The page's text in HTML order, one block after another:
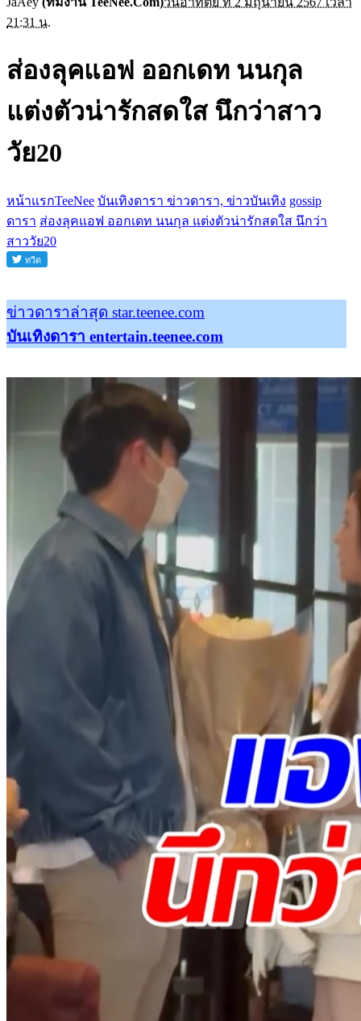
21:31 น.
ส่องลุคแอฟ ออกเดท นนกุล
แต่งตัวน่ารักสดใส นึกว่าสาว
วัย20
หน้าแรกTeeNee บันเทิงดารา ข่าวดารา, ข่าวบันเทิง gossip
ดารา ส่องลุคแอฟ ออกเดท นนกุล แต่งตัวน่ารักสดใส นึกว่า
สาววัย20
ข่าวดาราล่าสุด star.teenee.com
บันเทิงดารา entertain.teenee.com